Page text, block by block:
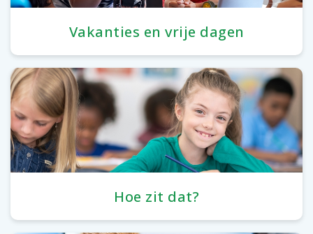
Vakanties en vrije dagen
Hoe zit dat?